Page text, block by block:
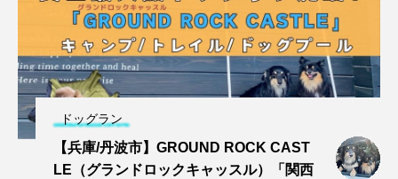
ドッグラン
【兵庫/丹波市】GROUND ROCK CAST
LE（グランドロックキャッスル）「関西